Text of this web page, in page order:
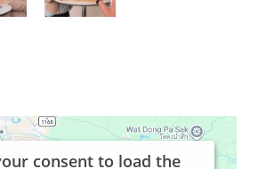
consent to load the